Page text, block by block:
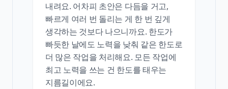
내려요. 어차피 초안은 다듬을 거고,
빠르게 여러 번 돌리는 게 한 번 깊게
생각하는 것보다 나으니까요. 한도가
빠듯한 날에도 노력을 낮춰 같은 한도로
더 많은 작업을 처리해요. 모든 작업에
최고 노력을 쓰는 건 한도를 태우는
지름길이에요.